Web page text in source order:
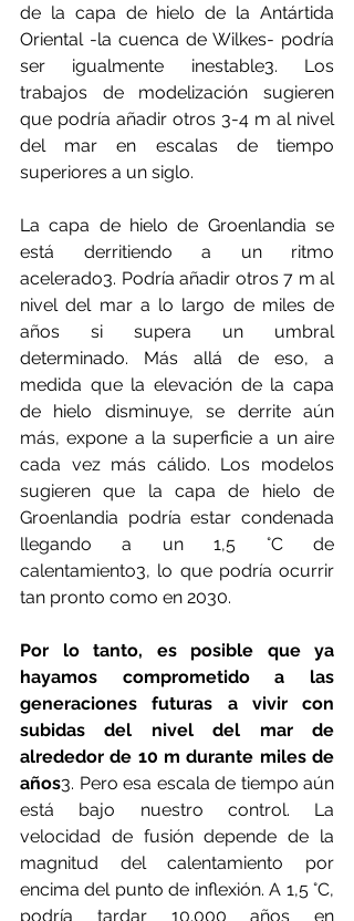
de la capa de hielo de la Antártida
Oriental -la cuenca de Wilkes- podría
ser igualmente inestable3. Los
trabajos de modelización sugieren
que podría añadir otros 3-4 m al nivel
del mar en escalas de tiempo
superiores a un siglo.
La capa de hielo de Groenlandia se
está derritiendo a un ritmo
acelerado3. Podría añadir otros 7 m al
nivel del mar a lo largo de miles de
años si supera un umbral
determinado. Más allá de eso, a
medida que la elevación de la capa
de hielo disminuye, se derrite aún
más, expone a la superficie a un aire
cada vez más cálido. Los modelos
sugieren que la capa de hielo de
Groenlandia podría estar condenada
llegando a un 1,5 °C de
calentamiento3, lo que podría ocurrir
tan pronto como en 2030.
Por lo tanto, es posible que ya
hayamos comprometido a las
generaciones futuras a vivir con
subidas del nivel del mar de
alrededor de 10 m durante miles de
años3. Pero esa escala de tiempo aún
está bajo nuestro control. La
velocidad de fusión depende de la
magnitud del calentamiento por
encima del punto de inflexión. A 1,5 °C,
podría tardar 10.000 años en